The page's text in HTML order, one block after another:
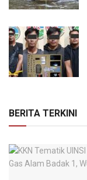
BERITA TERKINI